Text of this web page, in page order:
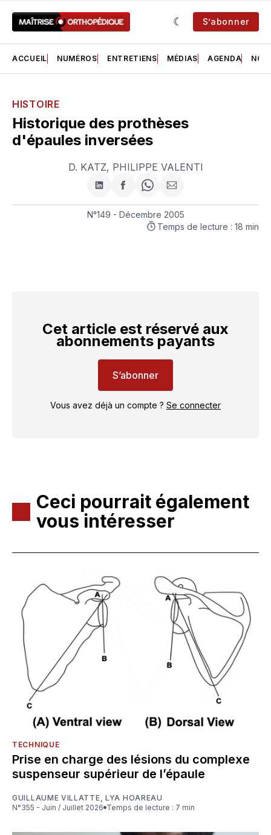
S’abonner
ACCUEIL NUMÉROS ENTRETIENS MÉDIAS AGENDA NOS
HISTOIRE
Historique des prothèses
d'épaules inversées
D. KATZ, PHILIPPE VALENTI
Partager
sur
LinkedIn
Partager
sur
Facebook
Share
on
WhatsApp
Partager
par
courriel
N°149 - Décembre 2005
Temps de lecture : 18 min
Cet article est réservé aux
abonnements payants
S’abonner
Vous avez déjà un compte ? Se connecter
Ceci pourrait également
vous intéresser
TECHNIQUE
Prise en charge des lésions du complexe
suspenseur supérieur de l’épaule
GUILLAUME VILLATTE ,LYA HOAREAU
N°355 - Juin / Juillet 2026
Temps de lecture : 7 min